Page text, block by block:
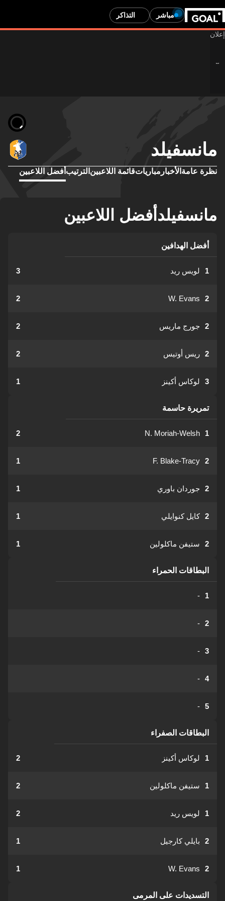
مباشر التذاكر
مانسفيلد
نظرة عامة الأخبار مبارياتقائمة اللاعبين الترتيب أفضل اللاعبين
مانسفيلدأفضل اللاعبين
أفضل الهدافين
1 لويس ريد 3
2
W. Evans
2
2 جورج ماريس 2
2 ريس أوتيس 2
3 لوكاس أكينز 1
تمريرة حاسمة
1
N. Moriah-Welsh
2
2
F. Blake-Tracy
1
2 جوردان باوري 1
2 كايل كنوايلي 1
2 ستيفن ماكلولين 1
البطاقات الحمراء
1
-
2
-
3
-
4
-
5
-
البطاقات الصفراء
1 لوكاس أكينز 2
1 ستيفن ماكلولين 2
1 لويس ريد 2
2 بايلي كارجيل 1
2
W. Evans
1
التسديدات على المرمى